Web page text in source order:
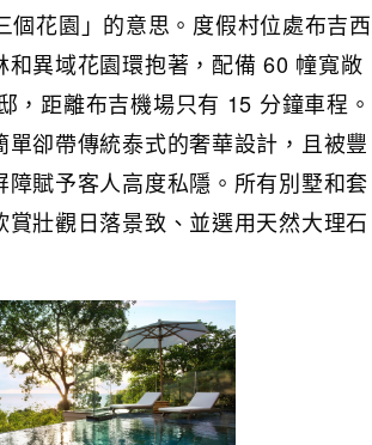
花園」的意思。度假村位處布吉西
異域花園環抱著，配備 60 幢寬敞
，距離布吉機場只有 15 分鐘車程。
卻帶傳統泰式的奢華設計，且被豐
賦予客人高度私隱。所有別墅和套
壯觀日落景致、並選用天然大理石